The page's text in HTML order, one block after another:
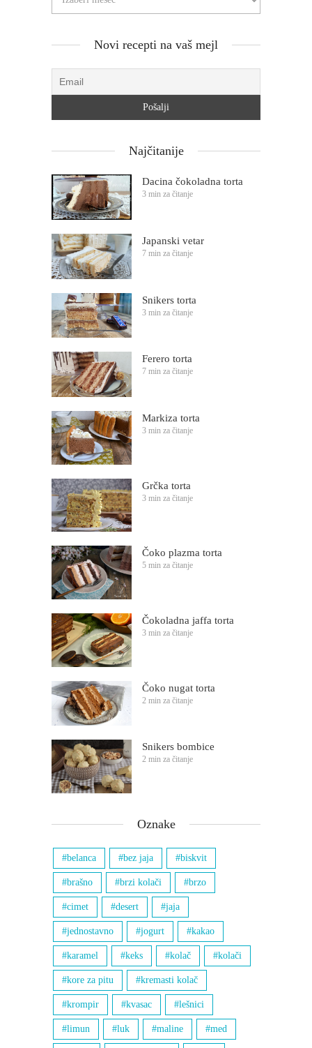
Novi recepti na vaš mejl
Najčitanije
Dacina čokoladna torta
3 min za čitanje
Japanski vetar
7 min za čitanje
Snikers torta
3 min za čitanje
Ferero torta
7 min za čitanje
Markiza torta
3 min za čitanje
Grčka torta
3 min za čitanje
Čoko plazma torta
5 min za čitanje
Čokoladna jaffa torta
3 min za čitanje
Čoko nugat torta
2 min za čitanje
Snikers bombice
2 min za čitanje
Oznake
belanca bez jaja biskvit
brašno brzi kolači brzo
cimet desert jaja
jednostavno jogurt kakao
karamel keks kolač kolači
kore za pitu kremasti kolač
krompir kvasac lešnici
limun luk maline med